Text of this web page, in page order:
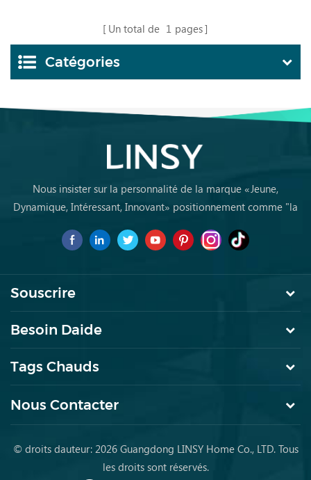
Un total de 1 pages
Catégories
Nous insister sur la personnalité de la marque «Jeune,
Dynamique, Intéressant, Innovant» positionnement comme "la
pour la première fois
Souscrire
Besoin Daide
Tags Chauds
Nous Contacter
© droits dauteur: 2026 Guangdong LINSY Home Co., LTD. Tous
les droits sont réservés.